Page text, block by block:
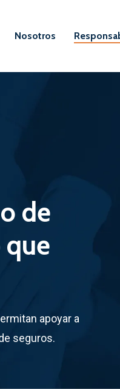
Nosotros
de
que
apoyar a
seguros.